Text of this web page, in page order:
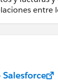
entre